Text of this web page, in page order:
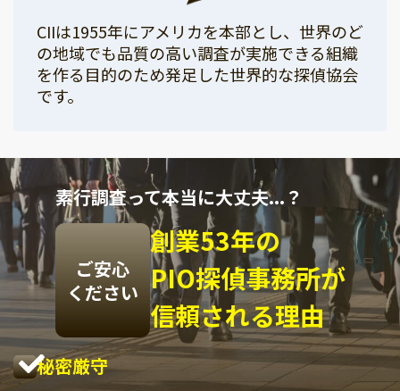
CIIは1955年にアメリカを本部とし、世界のど
の地域でも品質の高い調査が実施できる組織
を作る目的のため発足した世界的な探偵協会
です。
素行調査って本当に大丈夫...？
ご安心
ください
創業53年の
PIO探偵事務所が
信頼される理由
秘密厳守